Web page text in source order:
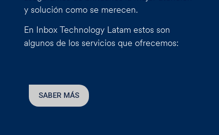
y solución como se merecen.
En Inbox Technology Latam estos son
algunos de los servicios que ofrecemos:
SABER MÁS